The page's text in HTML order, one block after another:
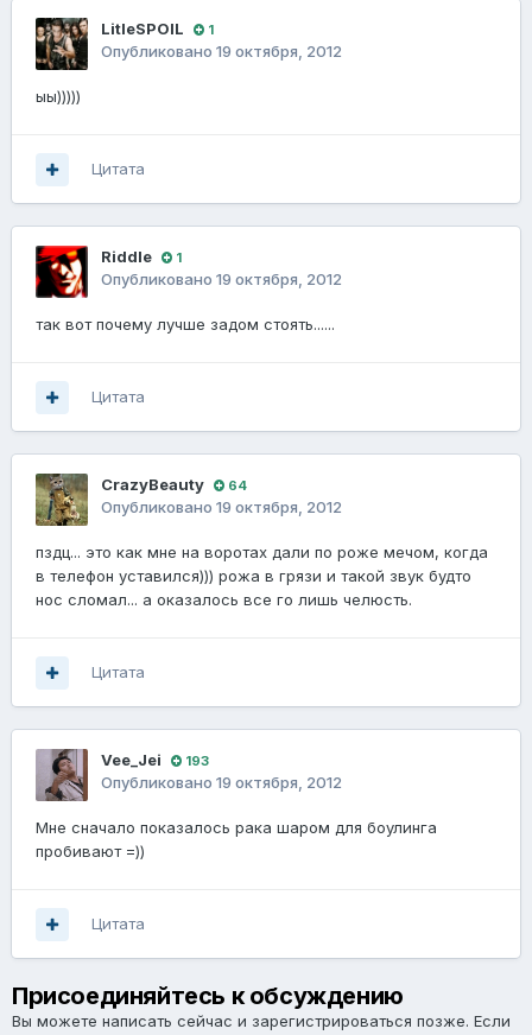
LitleSPOIL 1
Опубликовано 19 октября, 2012
ыы)))))
Цитата
Riddle 1
Опубликовано 19 октября, 2012
так вот почему лучше задом стоять......
Цитата
CrazyBeаuty 64
Опубликовано 19 октября, 2012
пздц... это как мне на воротах дали по роже мечом, когда
в телефон уставился))) рожа в грязи и такой звук будто
нос сломал... а оказалось все го лишь челюсть.
Цитата
Vee_Jei 193
Опубликовано 19 октября, 2012
Мне сначало показалось рака шаром для боулинга
пробивают =))
Цитата
Присоединяйтесь к обсуждению
Вы можете написать сейчас и зарегистрироваться позже. Если